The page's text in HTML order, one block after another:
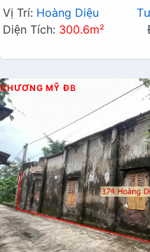
Vị Trí: Hoàng Diệu
Diện Tích: 300.6m²
CHƯƠNG MỸ ĐB